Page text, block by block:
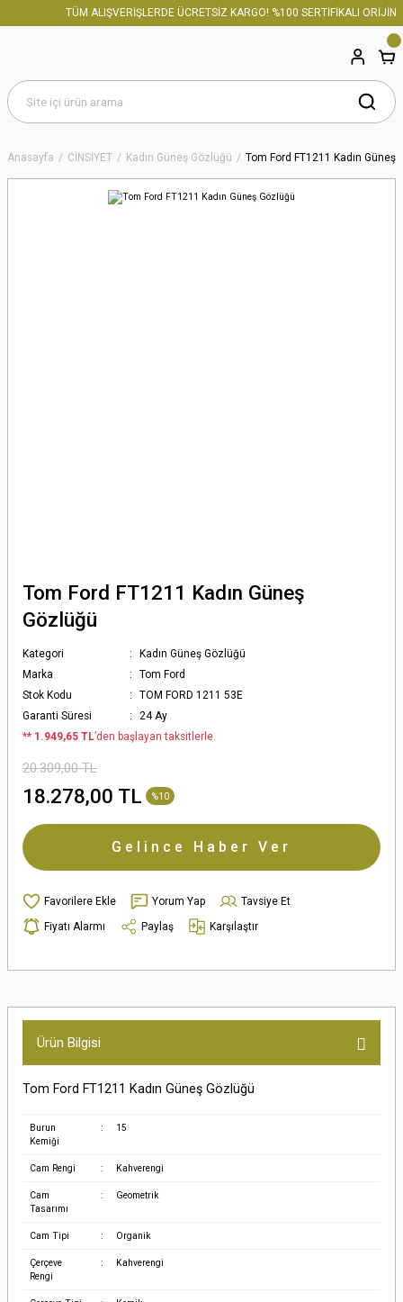
TÜM ALIŞVERİŞLERDE ÜCRETSİZ KARGO! %100 SERTİFİKALI ORİJİNAL
Anasayfa CİNSİYET Kadın Güneş Gözlüğü Tom Ford FT1211 Kadın Güneş
Tom Ford FT1211 Kadın Güneş
Gözlüğü
Kategori
Kadın Güneş Gözlüğü
Marka
Tom Ford
Stok Kodu
TOM FORD 1211 53E
Garanti Süresi
24 Ay
** 1.949,65 TL’den başlayan taksitlerle.
20.309,00 TL
18.278,00 TL %10
Gelince Haber Ver
Yorum Yap
Tavsiye Et
Fiyatı Alarmı
Paylaş Karşılaştır
Ürün Bilgisi
Tom Ford FT1211 Kadın Güneş Gözlüğü
Burun
Kemiği
: 15
Cam Rengi : Kahverengi
Cam
Tasarımı
: Geometrik
Cam Tipi : Organik
Çerçeve
Rengi
: Kahverengi